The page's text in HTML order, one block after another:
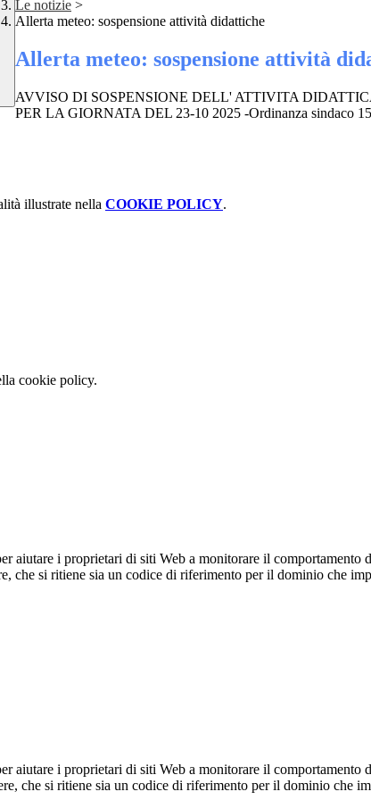
Le notizie >
Allerta meteo: sospensione attività didattiche
Allerta meteo: sospensione attività
AVVISO DI SOSPENSIONE DELL' ATTIVITA
PER LA GIORNATA DEL 23-10 2025 -Ordinanza sindaco
illustrate nella COOKIE POLICY.
cookie policy.
aiutare i proprietari di siti Web a monitorare il comportamento
che si ritiene sia un codice di riferimento per il dominio che
aiutare i proprietari di siti Web a monitorare il comportamento
che si ritiene sia un codice di riferimento per il dominio che